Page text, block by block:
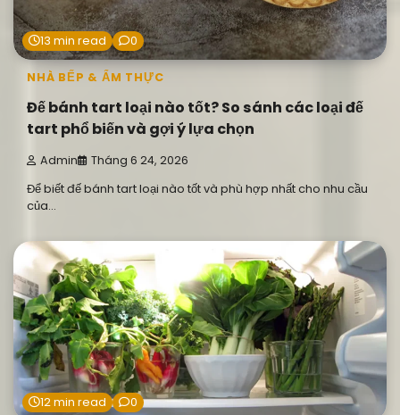
13 min read 0
NHÀ BẾP & ẨM THỰC
Đế bánh tart loại nào tốt? So sánh các loại đế
tart phổ biến và gợi ý lựa chọn
Admin Tháng 6 24, 2026
Để biết đế bánh tart loại nào tốt và phù hợp nhất cho nhu cầu
của…
12 min read 0